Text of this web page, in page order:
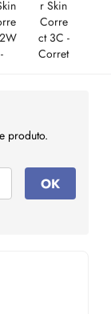
produto.
OK